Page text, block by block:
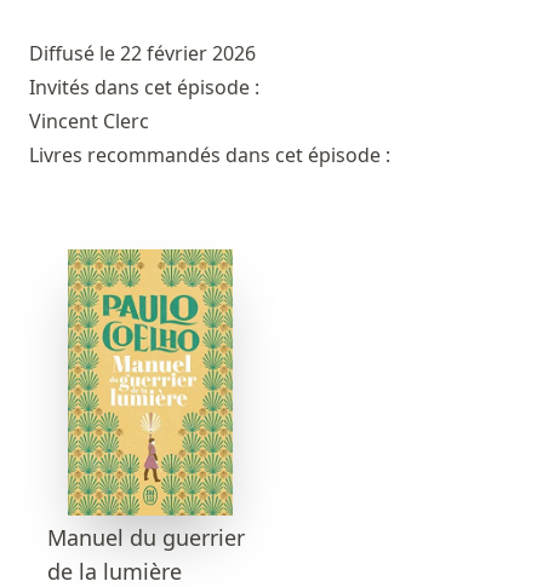
Diffusé le 22 février 2026
Invités dans cet épisode :
Vincent Clerc
Livres recommandés dans cet épisode :
Manuel du guerrier
de la lumière
Livres les plus recommandés
Prix littéraires